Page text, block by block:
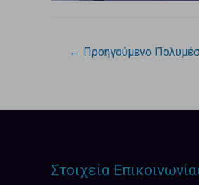
← Προηγούμενο
Στοιχεία